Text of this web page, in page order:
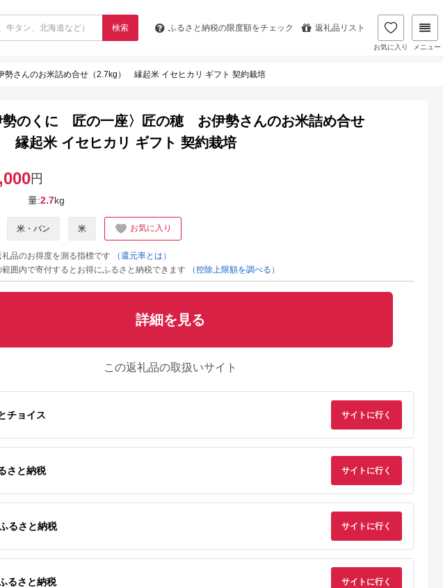
検索 ふるさと納税の限度額をチェック 返礼品リスト
お気に入り メニュー
んのお米詰め合せ（2.7kg） 縁起米 イセヒカリ ギフト 契約栽培
のくに 匠の一座〉匠の穂 お伊勢さんのお米詰め合せ
縁起米 イセヒカリ ギフト 契約栽培
円
量:2.7kg
米・パン 米 お気に入り
品のお得度を測る指標です
（還元率とは）
囲内で寄付するとお得にふるさと納税できます
（控除上限額を調べる）
詳細を見る
この返礼品の取扱いサイト
チョイス サイトに行く
さと納税 サイトに行く
るさと納税 サイトに行く
るさと納税 サイトに行く